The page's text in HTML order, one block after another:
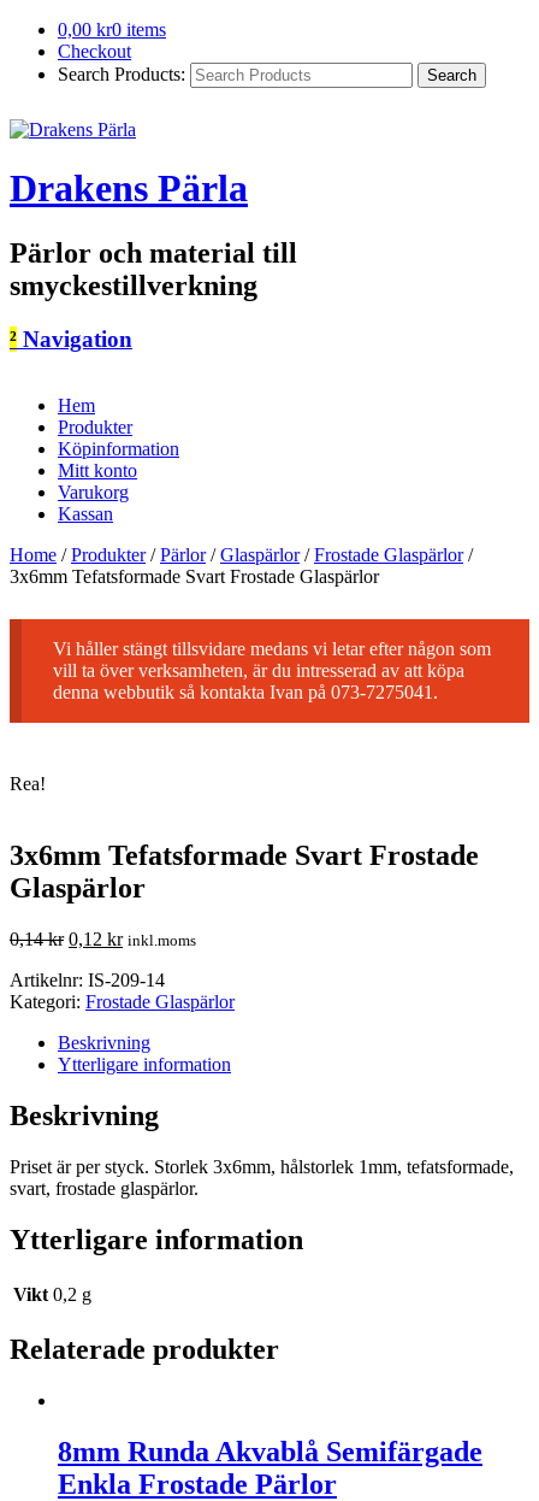
0,00 kr0 items
Checkout
Search Products:
Drakens Pärla
Pärlor och material till
smyckestillverkning
² Navigation
Hem
Produkter
Köpinformation
Mitt konto
Varukorg
Kassan
Home / Produkter / Pärlor / Glaspärlor / Frostade Glaspärlor /
3x6mm Tefatsformade Svart Frostade Glaspärlor
Vi håller stängt tillsvidare medans vi letar efter någon som
vill ta över verksamheten, är du intresserad av att köpa
denna webbutik så kontakta Ivan på 073-7275041.
Rea!
3x6mm Tefatsformade Svart Frostade
Glaspärlor
0,14kr 0,12 kr inkl.moms
Artikelnr: IS-209-14
Kategori: Frostade Glaspärlor
Beskrivning
Ytterligare information
Beskrivning
Priset är per styck. Storlek 3x6mm, hålstorlek 1mm, tefatsformade,
svart, frostade glaspärlor.
Ytterligare information
Vikt 0,2 g
Relaterade produkter
8mm Runda Akvablå Semifärgade
Enkla Frostade Pärlor